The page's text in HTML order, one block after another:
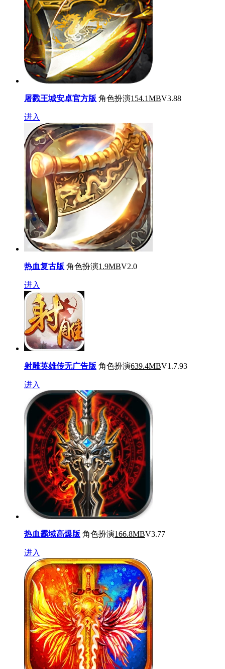
屠戮王城安卓官方版 角色扮演154.1MBV3.88
进入
热血复古版 角色扮演1.9MBV2.0
进入
射雕英雄传无广告版 角色扮演639.4MBV1.7.93
进入
热血霸域高爆版 角色扮演166.8MBV3.77
进入